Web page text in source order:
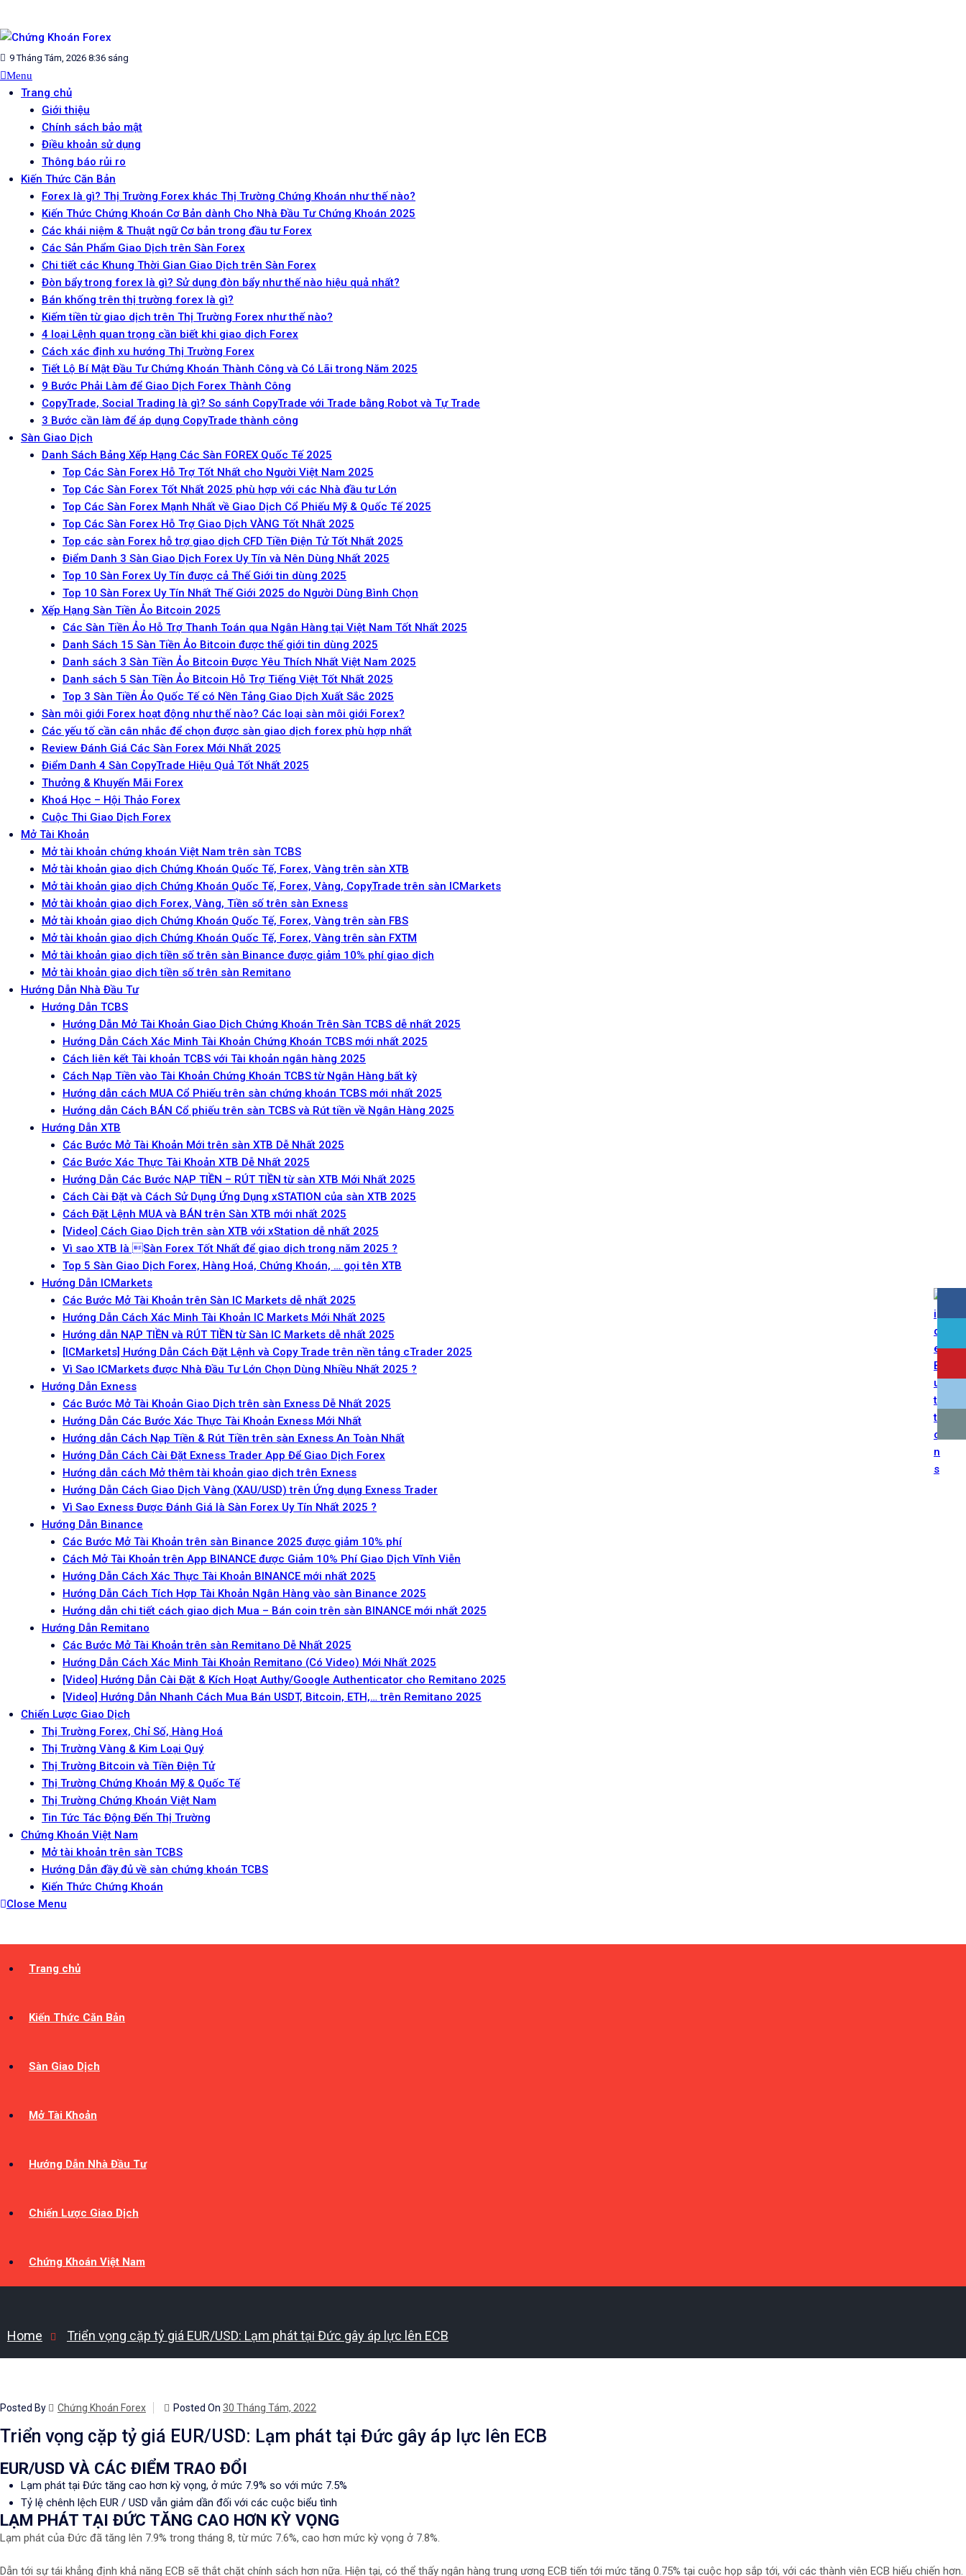
content
CHỨNG KHOÁN FOREX
Blog chia sẻ về Chứng Khoán và Forex
9 Tháng Tám, 2026 8:36 sáng
Menu
Trang chủ
Giới thiệu
Chính sách bảo mật
Điều khoản sử dụng
Thông báo rủi ro
Kiến Thức Căn Bản
Forex là gì? Thị Trường Forex khác Thị Trường Chứng Khoán như thế nào?
Kiến Thức Chứng Khoán Cơ Bản dành Cho Nhà Đầu Tư Chứng Khoán 2025
Các khái niệm & Thuật ngữ Cơ bản trong đầu tư Forex
Các Sản Phẩm Giao Dịch trên Sàn Forex
Chi tiết các Khung Thời Gian Giao Dịch trên Sàn Forex
Đòn bẩy trong forex là gì? Sử dụng đòn bẩy như thế nào hiệu quả nhất?
Bán khống trên thị trường forex là gì?
Kiếm tiền từ giao dịch trên Thị Trường Forex như thế nào?
4 loại Lệnh quan trọng cần biết khi giao dịch Forex
Cách xác định xu hướng Thị Trường Forex
Tiết Lộ Bí Mật Đầu Tư Chứng Khoán Thành Công và Có Lãi trong Năm 2025
9 Bước Phải Làm để Giao Dịch Forex Thành Công
CopyTrade, Social Trading là gì? So sánh CopyTrade với Trade bằng Robot và Tự Trade
3 Bước cần làm để áp dụng CopyTrade thành công
Sàn Giao Dịch
Danh Sách Bảng Xếp Hạng Các Sàn FOREX Quốc Tế 2025
Top Các Sàn Forex Hỗ Trợ Tốt Nhất cho Người Việt Nam 2025
Top Các Sàn Forex Tốt Nhất 2025 phù hợp với các Nhà đầu tư Lớn
Top Các Sàn Forex Mạnh Nhất về Giao Dịch Cổ Phiếu Mỹ & Quốc Tế 2025
Top Các Sàn Forex Hỗ Trợ Giao Dịch VÀNG Tốt Nhất 2025
Top các sàn Forex hỗ trợ giao dịch CFD Tiền Điện Tử Tốt Nhất 2025
Điểm Danh 3 Sàn Giao Dịch Forex Uy Tín và Nên Dùng Nhất 2025
Top 10 Sàn Forex Uy Tín được cả Thế Giới tin dùng 2025
Top 10 Sàn Forex Uy Tín Nhất Thế Giới 2025 do Người Dùng Bình Chọn
Xếp Hạng Sàn Tiền Ảo Bitcoin 2025
Các Sàn Tiền Ảo Hỗ Trợ Thanh Toán qua Ngân Hàng tại Việt Nam Tốt Nhất 2025
Danh Sách 15 Sàn Tiền Ảo Bitcoin được thế giới tin dùng 2025
Danh sách 3 Sàn Tiền Ảo Bitcoin Được Yêu Thích Nhất Việt Nam 2025
Danh sách 5 Sàn Tiền Ảo Bitcoin Hỗ Trợ Tiếng Việt Tốt Nhất 2025
Top 3 Sàn Tiền Ảo Quốc Tế có Nền Tảng Giao Dịch Xuất Sắc 2025
Sàn môi giới Forex hoạt động như thế nào? Các loại sàn môi giới Forex?
Các yếu tố cần cân nhắc để chọn được sàn giao dịch forex phù hợp nhất
Review Đánh Giá Các Sàn Forex Mới Nhất 2025
Điểm Danh 4 Sàn CopyTrade Hiệu Quả Tốt Nhất 2025
Thưởng & Khuyến Mãi Forex
Khoá Học – Hội Thảo Forex
Cuộc Thi Giao Dịch Forex
Mở Tài Khoản
Mở tài khoản chứng khoán Việt Nam trên sàn TCBS
Mở tài khoản giao dịch Chứng Khoán Quốc Tế, Forex, Vàng trên sàn XTB
Mở tài khoản giao dịch Chứng Khoán Quốc Tế, Forex, Vàng, CopyTrade trên sàn ICMarkets
Mở tài khoản giao dịch Forex, Vàng, Tiền số trên sàn Exness
Mở tài khoản giao dịch Chứng Khoán Quốc Tế, Forex, Vàng trên sàn FBS
Mở tài khoản giao dịch Chứng Khoán Quốc Tế, Forex, Vàng trên sàn FXTM
Mở tài khoản giao dịch tiền số trên sàn Binance được giảm 10% phí giao dịch
Mở tài khoản giao dịch tiền số trên sàn Remitano
Hướng Dẫn Nhà Đầu Tư
Hướng Dẫn TCBS
Hướng Dẫn Mở Tài Khoản Giao Dịch Chứng Khoán Trên Sàn TCBS dễ nhất 2025
Hướng Dẫn Cách Xác Minh Tài Khoản Chứng Khoán TCBS mới nhất 2025
Cách liên kết Tài khoản TCBS với Tài khoản ngân hàng 2025
Cách Nạp Tiền vào Tài Khoản Chứng Khoán TCBS từ Ngân Hàng bất kỳ
Hướng dẫn cách MUA Cổ Phiếu trên sàn chứng khoán TCBS mới nhất 2025
Hướng dẫn Cách BÁN Cổ phiếu trên sàn TCBS và Rút tiền về Ngân Hàng 2025
Hướng Dẫn XTB
Các Bước Mở Tài Khoản Mới trên sàn XTB Dễ Nhất 2025
Các Bước Xác Thực Tài Khoản XTB Dễ Nhất 2025
Hướng Dẫn Các Bước NẠP TIỀN – RÚT TIỀN từ sàn XTB Mới Nhất 2025
Cách Cài Đặt và Cách Sử Dụng Ứng Dụng xSTATION của sàn XTB 2025
Cách Đặt Lệnh MUA và BÁN trên Sàn XTB mới nhất 2025
[Video] Cách Giao Dịch trên sàn XTB với xStation dễ nhất 2025
Vì sao XTB là Sàn Forex Tốt Nhất để giao dịch trong năm 2025 ?
Top 5 Sàn Giao Dịch Forex, Hàng Hoá, Chứng Khoán, … gọi tên XTB
Hướng Dẫn ICMarkets
Các Bước Mở Tài Khoản trên Sàn IC Markets dễ nhất 2025
Hướng Dẫn Cách Xác Minh Tài Khoản IC Markets Mới Nhất 2025
Hướng dẫn NẠP TIỀN và RÚT TIỀN từ Sàn IC Markets dễ nhất 2025
[ICMarkets] Hướng Dẫn Cách Đặt Lệnh và Copy Trade trên nền tảng cTrader 2025
Vì Sao ICMarkets được Nhà Đầu Tư Lớn Chọn Dùng Nhiều Nhất 2025 ?
Hướng Dẫn Exness
Các Bước Mở Tài Khoản Giao Dịch trên sàn Exness Dễ Nhất 2025
Hướng Dẫn Các Bước Xác Thực Tài Khoản Exness Mới Nhất
Hướng dẫn Cách Nạp Tiền & Rút Tiền trên sàn Exness An Toàn Nhất
Hướng Dẫn Cách Cài Đặt Exness Trader App Để Giao Dịch Forex
Hướng dẫn cách Mở thêm tài khoản giao dịch trên Exness
Hướng Dẫn Cách Giao Dịch Vàng (XAU/USD) trên Ứng dụng Exness Trader
Vì Sao Exness Được Đánh Giá là Sàn Forex Uy Tín Nhất 2025 ?
Hướng Dẫn Binance
Các Bước Mở Tài Khoản trên sàn Binance 2025 được giảm 10% phí
Cách Mở Tài Khoản trên App BINANCE được Giảm 10% Phí Giao Dịch Vĩnh Viễn
Hướng Dẫn Cách Xác Thực Tài Khoản BINANCE mới nhất 2025
Hướng Dẫn Cách Tích Hợp Tài Khoản Ngân Hàng vào sàn Binance 2025
Hướng dẫn chi tiết cách giao dịch Mua – Bán coin trên sàn BINANCE mới nhất 2025
Hướng Dẫn Remitano
Các Bước Mở Tài Khoản trên sàn Remitano Dễ Nhất 2025
Hướng Dẫn Cách Xác Minh Tài Khoản Remitano (Có Video) Mới Nhất 2025
[Video] Hướng Dẫn Cài Đặt & Kích Hoạt Authy/Google Authenticator cho Remitano 2025
[Video] Hướng Dẫn Nhanh Cách Mua Bán USDT, Bitcoin, ETH,… trên Remitano 2025
Chiến Lược Giao Dịch
Thị Trường Forex, Chỉ Số, Hàng Hoá
Thị Trường Vàng & Kim Loại Quý
Thị Trường Bitcoin và Tiền Điện Tử
Thị Trường Chứng Khoán Mỹ & Quốc Tế
Thị Trường Chứng Khoán Việt Nam
Tin Tức Tác Động Đến Thị Trường
Chứng Khoán Việt Nam
Mở tài khoản trên sàn TCBS
Hướng Dẫn đầy đủ về sàn chứng khoán TCBS
Kiến Thức Chứng Khoán
Close Menu
Trang chủ
Kiến Thức Căn Bản
Sàn Giao Dịch
Mở Tài Khoản
Hướng Dẫn Nhà Đầu Tư
Chiến Lược Giao Dịch
Chứng Khoán Việt Nam
Home Triển vọng cặp tỷ giá EUR/USD: Lạm phát tại Đức gây áp lực lên ECB
Posted By Chứng Khoán Forex Posted On 30 Tháng Tám, 2022
Triển vọng cặp tỷ giá EUR/USD: Lạm phát tại Đức gây áp lực lên ECB
EUR/USD VÀ CÁC ĐIỂM TRAO ĐỔI
Lạm phát tại Đức tăng cao hơn kỳ vọng, ở mức 7.9% so với mức 7.5%
Tỷ lệ chênh lệch EUR / USD vẫn giảm dần đối với các cuộc biểu tình
LẠM PHÁT TẠI ĐỨC TĂNG CAO HƠN KỲ VỌNG
Lạm phát của Đức đã tăng lên 7.9% trong tháng 8, từ mức 7.6%, cao hơn mức kỳ vọng ở 7.8%.
Dẫn tới sự tái khẳng định khả năng ECB sẽ thắt chặt chính sách hơn nữa. Hiện tại, có thể thấy ngân hàng trung ương ECB tiến tới mức tăng 0.75% tại cuộc họp sắp tới, với các thành viên ECB hiếu chiến hơn.